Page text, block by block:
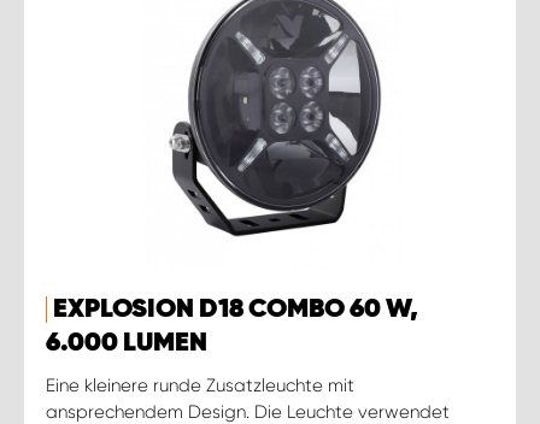
EXPLOSION D18 COMBO 60 W,
6.000 LUMEN
Eine kleinere runde Zusatzleuchte mit
ansprechendem Design. Die Leuchte verwendet